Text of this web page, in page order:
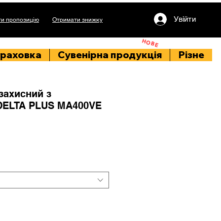
пропозицію Отримати знижку Увійти
НОВЕ
Сувенірна продукція Різне
з
PLUS MA400VE